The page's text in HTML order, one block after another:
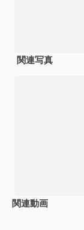
関連写真
関連動画